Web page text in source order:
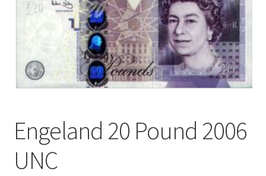
Alg. voorw.
Privacybeleid PMH Enibas
Engeland 20 Pound 2006
UNC